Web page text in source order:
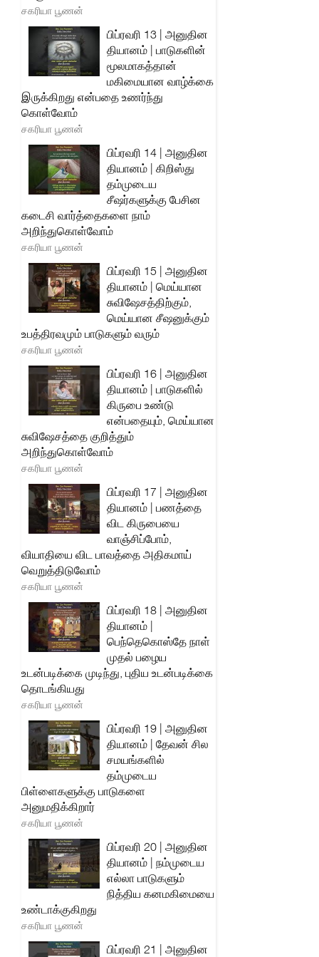
சகரியா பூணன்
பிப்ரவரி 13 | அனுதின
தியானம் | பாடுகளின்
மூலமாகத்தான்
மகிமையான வாழ்க்கை
இருக்கிறது என்பதை உணர்ந்து
கொள்வோம்
சகரியா பூணன்
பிப்ரவரி 14 | அனுதின
தியானம் | கிறிஸ்து
தம்முடைய
சீஷர்களுக்கு பேசின
கடைசி வார்த்தைகளை நாம்
அறிந்துகொள்வோம்
சகரியா பூணன்
பிப்ரவரி 15 | அனுதின
தியானம் | மெய்யான
சுவிஷேசத்திற்கும்,
மெய்யான சீஷனுக்கும்
உபத்திரவமும் பாடுகளும் வரும்
சகரியா பூணன்
பிப்ரவரி 16 | அனுதின
தியானம் | பாடுகளில்
கிருபை உண்டு
என்பதையும், மெய்யான
சுவிஷேசத்தை குறித்தும்
அறிந்துகொள்வோம்
சகரியா பூணன்
பிப்ரவரி 17 | அனுதின
தியானம் | பணத்தை
விட கிருபையை
வாஞ்சிப்போம்,
வியாதியை விட பாவத்தை அதிகமாய்
வெறுத்திடுவோம்
சகரியா பூணன்
பிப்ரவரி 18 | அனுதின
தியானம் |
பெந்தெகொஸ்தே நாள்
முதல் பழைய
உடன்படிக்கை முடிந்து, புதிய உடன்படிக்கை
தொடங்கியது
சகரியா பூணன்
பிப்ரவரி 19 | அனுதின
தியானம் | தேவன் சில
சமயங்களில்
தம்முடைய
பிள்ளைகளுக்கு பாடுகளை
அனுமதிக்கிறார்
சகரியா பூணன்
பிப்ரவரி 20 | அனுதின
தியானம் | நம்முடைய
எல்லா பாடுகளும்
நித்திய கனமகிமையை
உண்டாக்குகிறது
சகரியா பூணன்
பிப்ரவரி 21 | அனுதின